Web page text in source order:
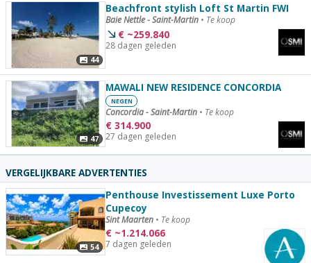
44
Beachfront stylish Loft St Martin FWI
Baie Nettle - Saint-Martin • Te koop
€ ~259.840
28 dagen geleden
47
MAWALI NEW RESIDENCE CONCORDIA
NEGEN
Concordia - Saint-Martin • Te koop
€ 314.900
27 dagen geleden
VERGELIJKBARE ADVERTENTIES
54
Penthouse Investissement Luxe Porto
Cupecoy
Sint Maarten • Te koop
€ ~1.214.066
7 dagen geleden